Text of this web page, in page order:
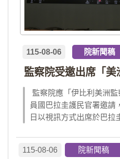
115-08-06 院新聞稿
監察院應「伊比利美洲
員國巴拉圭護民官署邀請
日以視訊方式出席於巴拉
報告，就美洲地區環境災
權風險等議題，與拉美地
115-08-06 院新聞稿